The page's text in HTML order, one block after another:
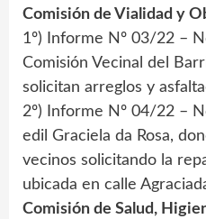
Comisión de Vialidad y
1º) Informe Nº 03/22 –
Comisión Vecinal del
solicitan arreglos y
2º) Informe Nº 04/22 –
edil Graciela da Rosa,
vecinos solicitando la
ubicada en calle
Comisión de Salud,